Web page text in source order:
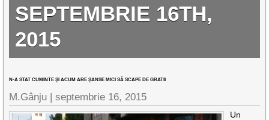
SEPTEMBRIE 16TH,
2015
N-A STAT CUMINTE ŞI ACUM ARE ŞANSE MICI SĂ SCAPE DE GRATII
M.Gânju |septembrie 16, 2015
Un